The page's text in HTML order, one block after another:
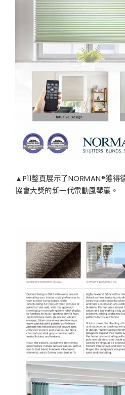
▲P11整頁展示了NORMAN®獲得
協會大獎的新一代電動風琴簾。